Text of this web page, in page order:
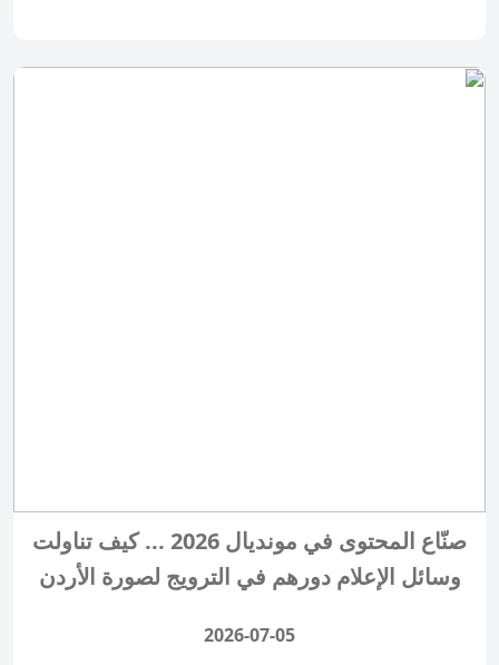
صنّاع المحتوى في مونديال 2026 ... كيف تناولت
وسائل الإعلام دورهم في الترويج لصورة الأردن
2026-07-05